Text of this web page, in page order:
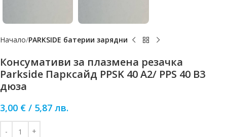
Начало PARKSIDE батерии зарядни
Консумативи за плазмена резачка
Parkside Парксайд PPSK 40 A2/ PPS 40 B3
дюза
3,00 € / 5,87 лв.